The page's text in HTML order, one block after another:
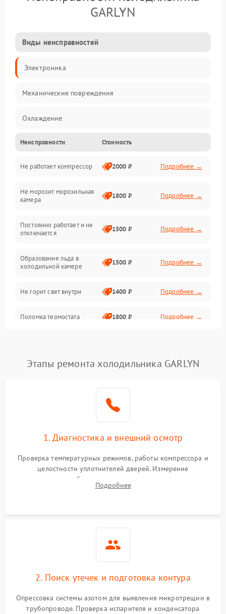
GARLYN
Виды неисправностей
Электроника
Механические повреждения
Охлаждение
Механика
Электропитание
Дренаж
Неисправности Стоимость
Не работает компрессор 2000 ₽ Подробнее →
Не морозит морозильная
камера
1800 ₽ Подробнее →
Постоянно работает и не
отключается
1500 ₽ Подробнее →
Образование льда в
холодильной камере
1500 ₽ Подробнее →
Не горит свет внутри 1400 ₽ Подробнее →
Поломка термостата 1800 ₽ Подробнее →
Поломка системы No Frost 2600 ₽ Подробнее →
работе
2000 ₽ Подробнее →
1000 ₽
1800 ₽
Этапы ремонта холодильника GARLYN
1. Диагностика и внешний осмотр
Проверка температурных режимов, работы компрессора и
целостности уплотнителей дверей. Измерение
сопротивления обмоток мотора, проверка термостата и
считывание кодов ошибок с электронного дисплея.
Подробнее
2. Поиск утечек и подготовка контура
Опрессовка системы азотом для выявления микротрещин в
трубопроводе. Проверка испарителя и конденсатора